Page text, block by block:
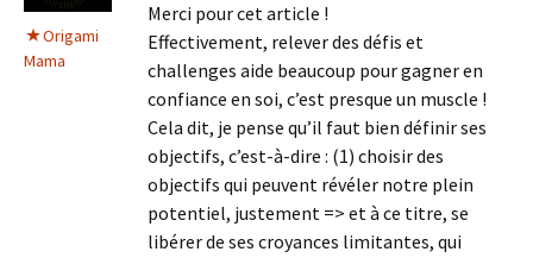
Origami
Mama
Merci pour cet article !
Effectivement, relever des défis et
challenges aide beaucoup pour gagner en
confiance en soi, c’est presque un muscle !
Cela dit, je pense qu’il faut bien définir ses
objectifs, c’est-à-dire : (1) choisir des
objectifs qui peuvent révéler notre plein
potentiel, justement => et à ce titre, se
libérer de ses croyances limitantes, qui